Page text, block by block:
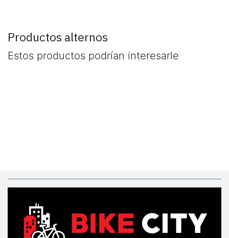
Productos alternos
Estos productos podrían interesarle